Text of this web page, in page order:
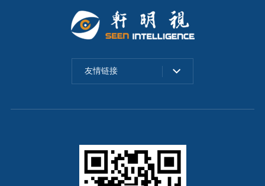
友情链接